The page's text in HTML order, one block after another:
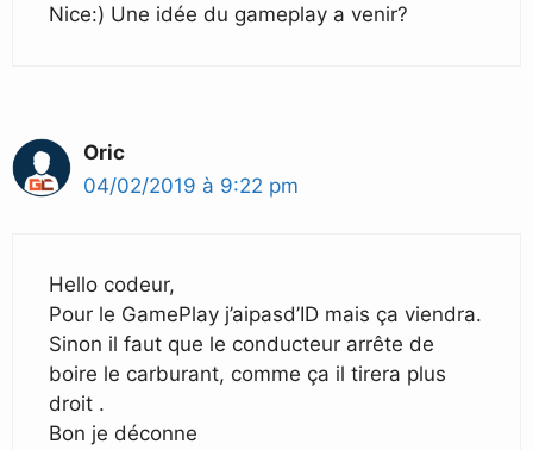
Nice:) Une idée du gameplay a venir?
Oric
04/02/2019 à 9:22 pm
Hello codeur,
Pour le GamePlay j’aipasd’ID mais ça viendra.
Sinon il faut que le conducteur arrête de
boire le carburant, comme ça il tirera plus
droit .
Bon je déconne